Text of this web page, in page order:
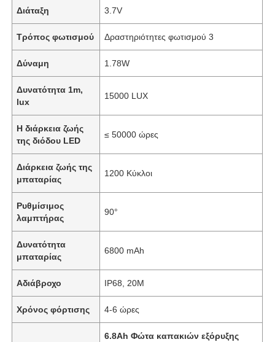
Διάταξη 3.7V
Τρόπος φωτισμού Δραστηριότητες φωτισμού 3
Δύναμη 1.78W
Δυνατότητα 1m,
lux
15000 LUX
Η διάρκεια ζωής
της διόδου LED
≤ 50000 ώρες
Διάρκεια ζωής της
μπαταρίας
1200 Κύκλοι
Ρυθμίσιμος
λαμπτήρας
90°
Δυνατότητα
μπαταρίας
6800 mAh
Αδιάβροχο IP68, 20M
Χρόνος φόρτισης 4-6 ώρες
6.8Ah Φώτα καπακιών εξόρυξης